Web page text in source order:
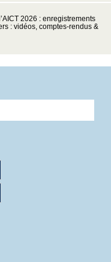
2026 : enregistrements
: vidéos, comptes-rendus &